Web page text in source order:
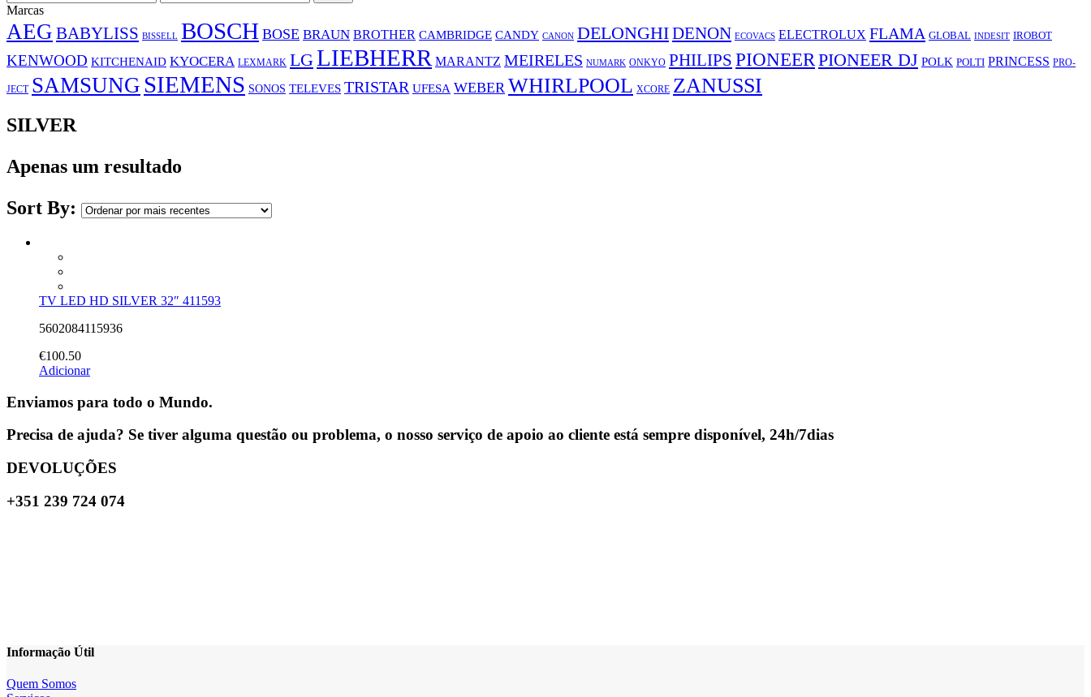
mínimo
máximo
Marcas
AEG BABYLISS BISSELL BOSCH BOSE BRAUN BROTHER CAMBRIDGE CANDY CANON DELONGHIDENON ECOVACS ELECTROLUX FLAMA GLOBAL INDESIT IROBOT
KENWOOD KITCHENAID KYOCERA LEXMARK LGLIEBHERR MARANTZ MEIRELES NUMARK ONKYO PHILIPS PIONEERPIONEER DJ POLK POLTI PRINCESS PRO-
JECT SAMSUNG SIEMENS SONOS TELEVES TRISTAR UFESA WEBER WHIRLPOOL XCORE ZANUSSI
SILVER
Apenas um resultado
Sort By:
TV LED HD SILVER 32″ 411593
5602084115936
€100.50
Adicionar
Enviamos para todo o Mundo.
Precisa de ajuda? Se tiver alguma questão ou problema, o nosso serviço de apoio ao cliente está sempre disponível, 24h/7dias
DEVOLUÇÕES
+351 239 724 074
Informação Útil
Quem Somos